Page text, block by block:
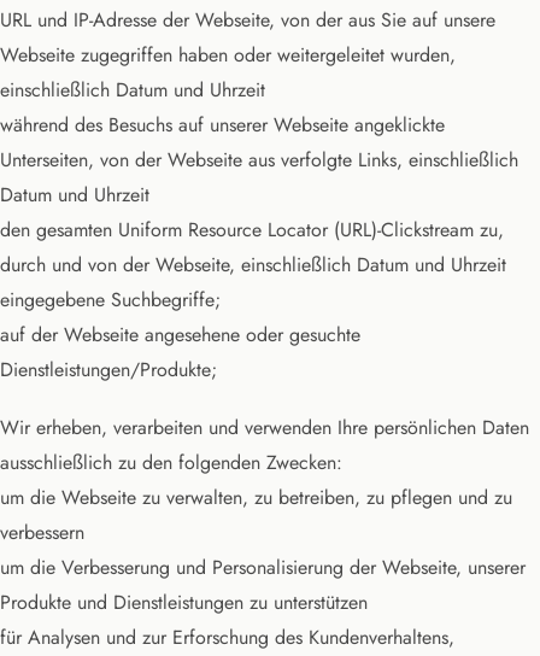
URL und IP-Adresse der Webseite, von der aus Sie auf unsere
Webseite zugegriffen haben oder weitergeleitet wurden,
einschließlich Datum und Uhrzeit
während des Besuchs auf unserer Webseite angeklickte
Unterseiten, von der Webseite aus verfolgte Links, einschließlich
Datum und Uhrzeit
den gesamten Uniform Resource Locator (URL)-Clickstream zu,
durch und von der Webseite, einschließlich Datum und Uhrzeit
eingegebene Suchbegriffe;
auf der Webseite angesehene oder gesuchte
Dienstleistungen/Produkte;
Wir erheben, verarbeiten und verwenden Ihre persönlichen Daten
ausschließlich zu den folgenden Zwecken:
um die Webseite zu verwalten, zu betreiben, zu pflegen und zu
verbessern
um die Verbesserung und Personalisierung der Webseite, unserer
Produkte und Dienstleistungen zu unterstützen
für Analysen und zur Erforschung des Kundenverhaltens,